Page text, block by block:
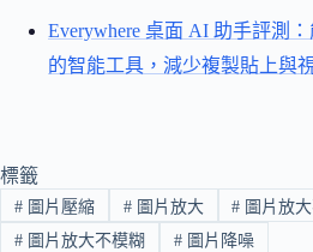
Everywhere 桌面 AI 助手評測
的智能工具，減少複製貼上與
標籤
#圖片壓縮 #圖片放大 # 圖片放
#圖片放大不模糊 #圖片降噪